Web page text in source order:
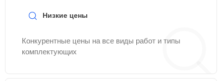
Низкие цены
Конкурентные цены на все виды работ и типы
комплектующих